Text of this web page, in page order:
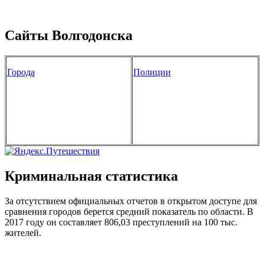
Сайты Волгодонска
Города Полиции
Криминальная статистика
За отсутствием официальных отчетов в открытом доступе для
сравнения городов берется средний показатель по области. В
2017 году он составляет 806,03 преступлений на 100 тыс.
жителей.